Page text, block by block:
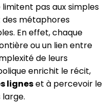
pas aux simples
des métaphores
En effet, chaque
ou un lien entre
de leurs
enrichit le récit,
ligneset à percevoir le